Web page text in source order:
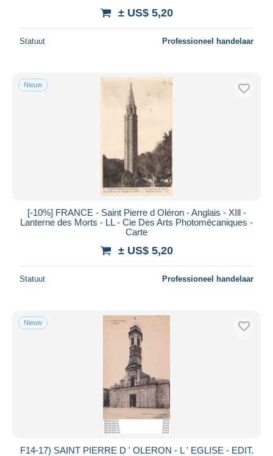
± US$ 5,20
Statuut Professioneel handelaar
Nieuw
[-10%] FRANCE - Saint Pierre d Oléron - Anglais - XIll -
Lanterne des Morts - LL - Cie Des Arts Photomécaniques -
Carte
± US$ 5,20
Statuut Professioneel handelaar
Nieuw
F14-17) SAINT PIERRE D ' OLERON - L ' EGLISE - EDIT.